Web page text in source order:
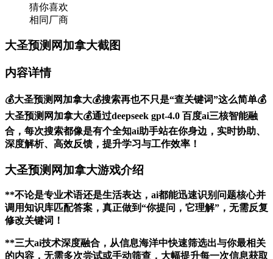
猜你喜欢
相同厂商
大圣预测网加拿大截图
内容详情
💰大圣预测网加拿大💰搜索再也不只是“查关键词”这么简单💰
大圣预测网加拿大💰通过deepseek gpt-4.0 百度ai三核智能融
合，每次搜索都像是有个全知ai助手站在你身边，实时协助、
深度解析、高效反馈，提升学习与工作效率！
大圣预测网加拿大游戏介绍
**不论是专业术语还是生活表达，ai都能迅速识别问题核心并
调用知识库匹配答案，真正做到“你提问，它理解”，无需反复
修改关键词！
**三大ai技术深度融合，从信息海洋中快速筛选出与你最相关
的内容，无需多次尝试或手动筛查，大幅提升每一次信息获取